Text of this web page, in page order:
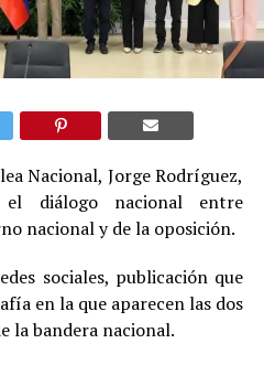
Nacional, Jorge Rodríguez,
diálogo nacional entre
nacional y de la oposición.
sociales, publicación que
en la que aparecen las dos
la bandera nacional.